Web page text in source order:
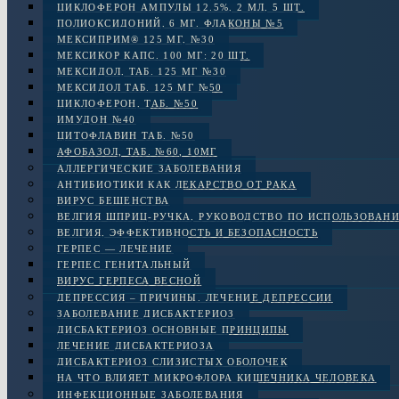
ЦИКЛОФЕРОН АМПУЛЫ 12.5%, 2 МЛ, 5 ШТ.
ПОЛИОКСИДОНИЙ, 6 МГ. ФЛАКОНЫ №5
МЕКСИПРИМ® 125 МГ, №30
МЕКСИКОР КАПС. 100 МГ: 20 ШТ.
МЕКСИДОЛ, ТАБ. 125 МГ №30
МЕКСИДОЛ ТАБ. 125 МГ №50
ЦИКЛОФЕРОН, ТАБ. №50
ИМУДОН №40
ЦИТОФЛАВИН ТАБ. №50
АФОБАЗОЛ, ТАБ. №60, 10МГ
АЛЛЕРГИЧЕСКИЕ ЗАБОЛЕВАНИЯ
АНТИБИОТИКИ КАК ЛЕКАРСТВО ОТ РАКА
ВИРУС БЕШЕНСТВА
ВЕЛГИЯ ШПРИЦ-РУЧКА, РУКОВОДСТВО ПО
ВЕЛГИЯ, ЭФФЕКТИВНОСТЬ И БЕЗОПАСНОСТЬ
ГЕРПЕС — ЛЕЧЕНИЕ
ГЕРПЕС ГЕНИТАЛЬНЫЙ
ВИРУС ГЕРПЕСА ВЕСНОЙ
ДЕПРЕССИЯ – ПРИЧИНЫ. ЛЕЧЕНИЕ ДЕПРЕССИИ
ЗАБОЛЕВАНИЕ ДИСБАКТЕРИОЗ
ДИСБАКТЕРИОЗ ОСНОВНЫЕ ПРИНЦИПЫ
ЛЕЧЕНИЕ ДИСБАКТЕРИОЗА
ДИСБАКТЕРИОЗ СЛИЗИСТЫХ ОБОЛОЧЕК
НА ЧТО ВЛИЯЕТ МИКРОФЛОРА КИШЕЧНИКА ЧЕЛОВЕКА
ИНФЕКЦИОННЫЕ ЗАБОЛЕВАНИЯ